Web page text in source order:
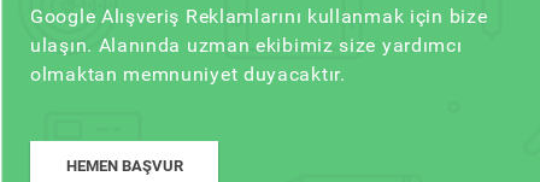
Google Alışveriş Reklamlarını kullanmak için bize
ulaşın. Alanında uzman ekibimiz size yardımcı
olmaktan memnuniyet duyacaktır.
HEMEN BAŞVUR